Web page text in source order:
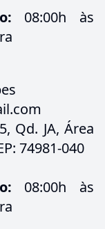
08:00h às
Qd. JA, Área
74981-040
08:00h às